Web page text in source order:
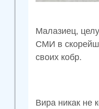
Малазиец,
СМИ в
своих кобр.
Вира никак не